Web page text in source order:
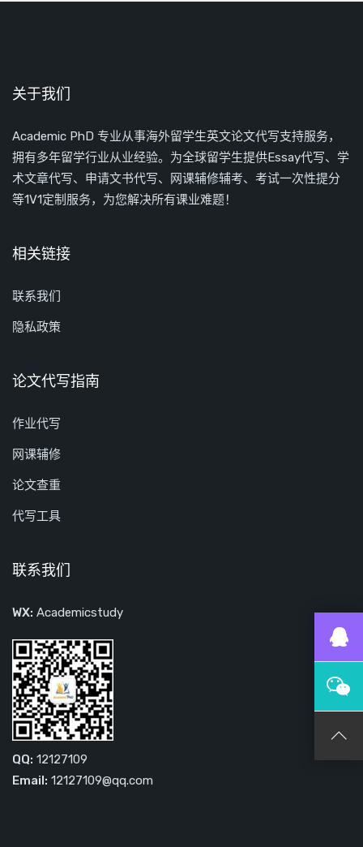
关于我们
Academic PhD 专业从事海外留学生英文论文代写支持服务，
拥有多年留学行业从业经验。为全球留学生提供Essay代写、学
术文章代写、申请文书代写、网课辅修辅考、考试一次性提分
等1V1定制服务，为您解决所有课业难题！
相关链接
联系我们
隐私政策
论文代写指南
作业代写
网课辅修
论文查重
代写工具
联系我们
WX: Academicstudy
QQ: 12127109
Email: 12127109@qq.com